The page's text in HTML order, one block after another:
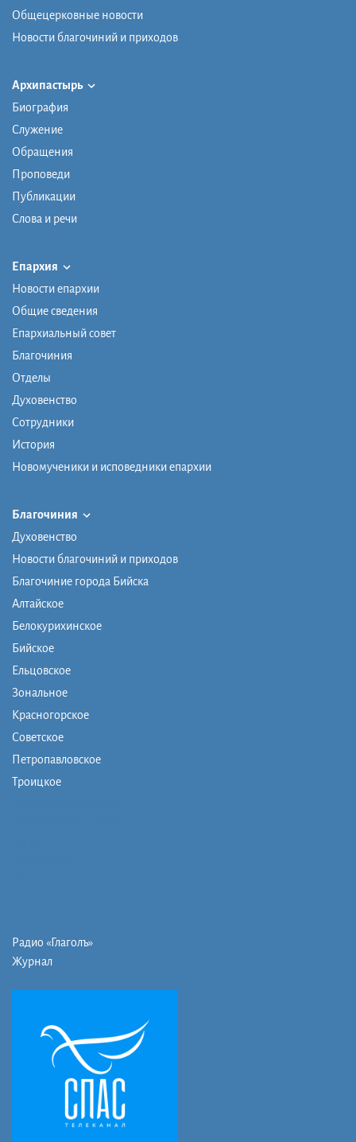
Общецерковные новости
Новости благочиний и приходов
Архипастырь
Биография
Служение
Обращения
Проповеди
Публикации
Слова и речи
Епархия
Новости епархии
Общие сведения
Епархиальный совет
Благочиния
Отделы
Духовенство
Сотрудники
История
Новомученики и исповедники епархии
Благочиния
Духовенство
Новости благочиний и приходов
Благочиние города Бийска
Алтайское
Белокурихинское
Бийское
Ельцовское
Зональное
Красногорское
Советское
Петропавловское
Троицкое
Радио «Глаголъ»
Журнал